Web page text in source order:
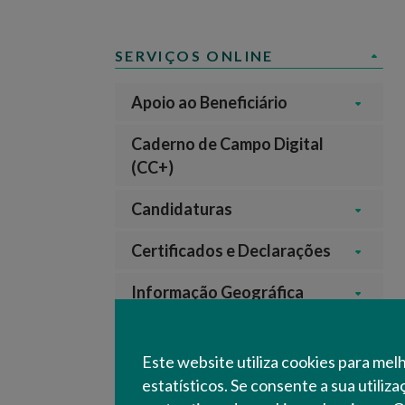
Este website utiliza cookies para
estatísticos. Se consente a sua
SERVIÇOS ONLINE
Apoio ao Beneficiário
Caderno de Campo Digital
(CC+)
Candidaturas
Certificados e Declarações
Informação Geográfica
Licenciamentos